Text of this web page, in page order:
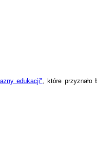
edukacji", które przyznało